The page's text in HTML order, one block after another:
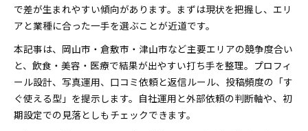
で差が生まれやすい傾向があります。まずは現状を把握し、エリ
アと業種に合った一手を選ぶことが近道です。
本記事は、岡山市・倉敷市・津山市など主要エリアの競争度合い
と、飲食・美容・医療で結果が出やすい打ち手を整理。プロフィ
ール設計、写真運用、口コミ依頼と返信ルール、投稿頻度の「す
ぐ使える型」を提示します。自社運用と外部依頼の判断軸や、初
期設定での見落としもチェックできます。